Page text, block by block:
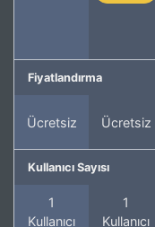
Fiyatlandırma
Ücretsiz Ücretsiz
Kullanıcı Sayısı
1
Kullanıcı
1
Kullanıcı